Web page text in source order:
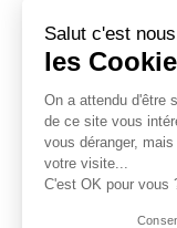
semblent
usages
Salut c'est
les
On a attendu d'être
de ce site vous
vous déranger,
votre visite...
C'est OK pour vous